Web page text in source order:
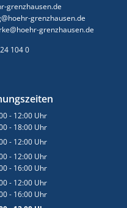
grenzhausen.de
grenzhausen.de
grenzhausen.de
104 0
- 12:00 Uhr
Von 08:00 bis 12:00 Uhr
- 18:00 Uhr
Von 13:00 bis 18:00 Uhr
- 12:00 Uhr
Von 08:00 bis 12:00 Uhr
- 12:00 Uhr
Von 08:00 bis 12:00 Uhr
- 16:00 Uhr
Von 13:00 bis 16:00 Uhr
- 12:00 Uhr
Von 08:00 bis 12:00 Uhr
- 16:00 Uhr
Von 13:00 bis 16:00 Uhr